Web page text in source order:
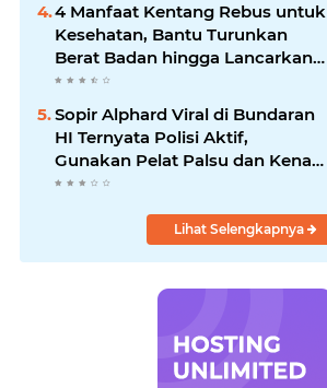
4 Manfaat Kentang Rebus untuk
Kesehatan, Bantu Turunkan
Berat Badan hingga Lancarkan
Pencernaan
Sopir Alphard Viral di Bundaran
HI Ternyata Polisi Aktif,
Gunakan Pelat Palsu dan Kena
Tilang
Lihat Selengkapnya